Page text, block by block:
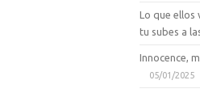
Lo que ellos
tu subes a
Innocence,
05/01/2025